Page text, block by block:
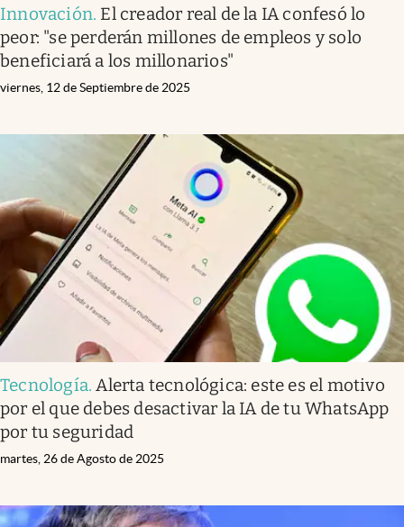
Innovación. El creador real de la IA confesó lo
peor: "se perderán millones de empleos y solo
beneficiará a los millonarios"
viernes, 12 de Septiembre de 2025
Tecnología.Alerta tecnológica: este es el motivo
por el que debes desactivar la IA de tu WhatsApp
por tu seguridad
martes, 26 de Agosto de 2025